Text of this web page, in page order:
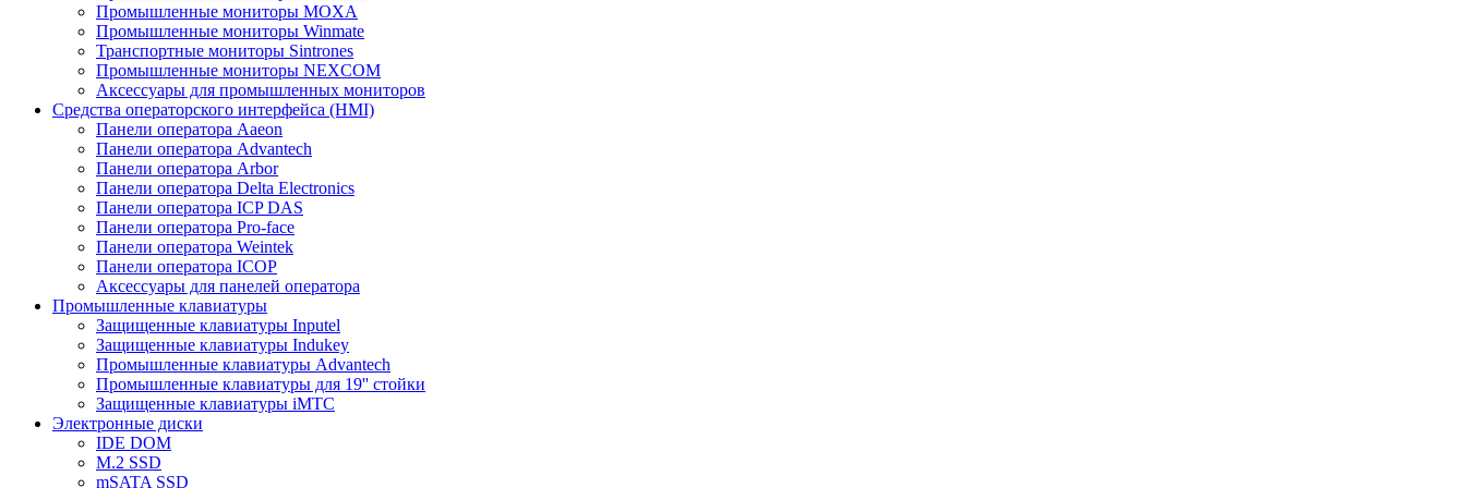
Промышленные мониторы MOXA
Промышленные мониторы Winmate
Транспортные мониторы Sintrones
Промышленные мониторы NEXCOM
Аксессуары для промышленных мониторов
Средства операторского интерфейса (HMI)
Панели оператора Aaeon
Панели оператора Advantech
Панели оператора Arbor
Панели оператора Delta Electronics
Панели оператора ICP DAS
Панели оператора Pro-face
Панели оператора Weintek
Панели оператора ICOP
Аксессуары для панелей оператора
Промышленные клавиатуры
Защищенные клавиатуры Inputel
Защищенные клавиатуры Indukey
Промышленные клавиатуры Advantech
Промышленные клавиатуры для 19'' стойки
Защищенные клавиатуры iMTC
Электронные диски
IDE DOM
M.2 SSD
mSATA SSD